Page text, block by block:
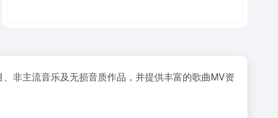
非主流音乐及无损音质作品，并提供丰富的歌曲MV资